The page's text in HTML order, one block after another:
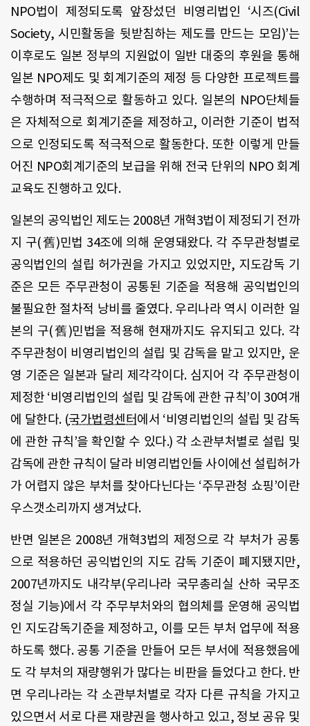
NPO법이 제정되도록 앞장섰던 비영리법인 ‘시즈(Civil
Society, 시민활동을 뒷받침하는 제도를 만드는 모임)’는
이후로도 일본 정부의 지원없이 일반 대중의 후원을 통해
일본 NPO제도 및 회계기준의 제정 등 다양한 프로젝트를
수행하며 적극적으로 활동하고 있다. 일본의 NPO단체들
은 자체적으로 회계기준을 제정하고, 이러한 기준이 법적
으로 인정되도록 적극적으로 활동한다. 또한 이렇게 만들
어진 NPO회계기준의 보급을 위해 전국 단위의 NPO 회계
교육도 진행하고 있다.
일본의 공익법인 제도는 2008년 개혁3법이 제정되기 전까
지 구(舊)민법 34조에 의해 운영돼왔다. 각 주무관청별로
공익법인의 설립 허가권을 가지고 있었지만, 지도감독 기
준은 모든 주무관청이 공통된 기준을 적용해 공익법인의
불필요한 절차적 낭비를 줄였다. 우리나라 역시 이러한 일
본의 구(舊)민법을 적용해 현재까지도 유지되고 있다. 각
주무관청이 비영리법인의 설립 및 감독을 맡고 있지만, 운
영 기준은 일본과 달리 제각각이다. 심지어 각 주무관청이
제정한 ‘비영리법인의 설립 및 감독에 관한 규칙’이 30여개
에 달한다. (국가법령센터에서 ‘비영리법인의 설립 및 감독
에 관한 규칙’을 확인할 수 있다.) 각 소관부처별로 설립 및
감독에 관한 규칙이 달라 비영리법인들 사이에선 설립허가
가 어렵지 않은 부처를 찾아다닌다는 ‘주무관청 쇼핑’이란
우스갯소리까지 생겨났다.
반면 일본은 2008년 개혁3법의 제정으로 각 부처가 공통
으로 적용하던 공익법인의 지도 감독 기준이 폐지됐지만,
2007년까지도 내각부(우리나라 국무총리실 산하 국무조
정실 기능)에서 각 주무부처와의 협의체를 운영해 공익법
인 지도감독기준을 제정하고, 이를 모든 부처 업무에 적용
하도록 했다. 공통 기준을 만들어 모든 부서에 적용했음에
도 각 부처의 재량행위가 많다는 비판을 들었다고 한다. 반
면 우리나라는 각 소관부처별로 각자 다른 규칙을 가지고
있으면서 서로 다른 재량권을 행사하고 있고, 정보 공유 및